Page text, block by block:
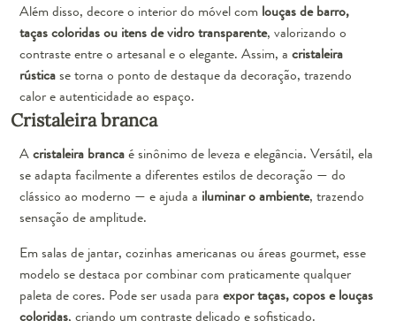
Além disso, decore o interior do móvel com louças de barro,
taças coloridas ou itens de vidro transparente, valorizando o
contraste entre o artesanal e o elegante. Assim, a cristaleira
rústicase torna o ponto de destaque da decoração, trazendo
calor e autenticidade ao espaço.
Cristaleira branca
Acristaleira brancaé sinônimo de leveza e elegância. Versátil, ela
se adapta facilmente a diferentes estilos de decoração — do
clássico ao moderno — e ajuda a iluminar o ambiente, trazendo
sensação de amplitude.
Em salas de jantar, cozinhas americanas ou áreas gourmet, esse
modelo se destaca por combinar com praticamente qualquer
paleta de cores. Pode ser usada para expor taças, copos e louças
coloridas, criando um contraste delicado e sofisticado.